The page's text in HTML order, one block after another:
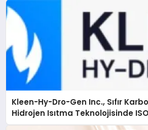
Kleen-Hy-Dro-Gen Inc., Sıfır
Hidrojen Isıtma Teknolojisinde
Düzenleyici Onaylarını Aldı